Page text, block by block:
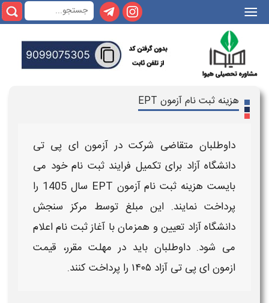
|||
هزینه ثبت نام آزمون EPT
داوطلبان متقاضی شرکت درآزمون ای پی تی
دانشگاه آزاد برای تکمیل فرایندثبت نام خود می
بایست هزینه ثبت نام آزمون EPT سال 1405
را
پرداخت نمایند. این مبلغ توسط مرکز سنجش
دانشگاه آزاد تعیین و همزمان با آغازثبت‌ ناماعلام
می‌ شود. داوطلبان باید در مهلت مقرر، قیمت
ازمون ای پی تی آزاد ۱۴۰۵
را پرداخت کنند.